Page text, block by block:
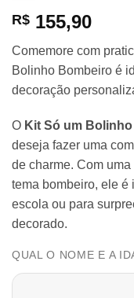
R$ 155,90
Comemore com
Bolinho Bombeiro é
decoração
O Kit Só um
deseja fazer uma
de charme. Com
tema bombeiro, ele é
escola ou para
decorado.
QUAL O NOME E A